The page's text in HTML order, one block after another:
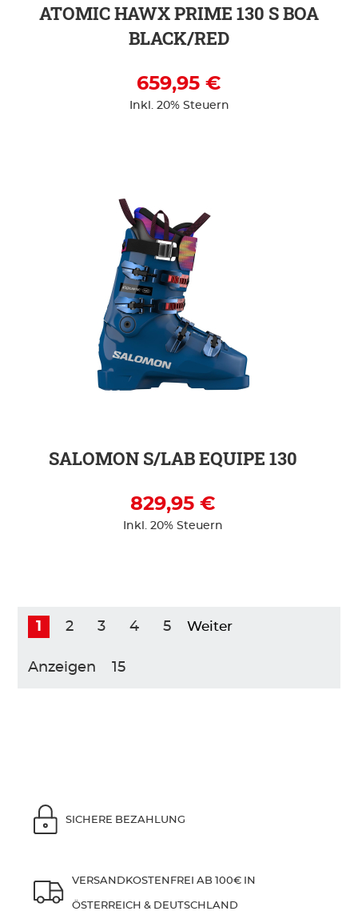
ATOMIC HAWX PRIME 130 S BOA
BLACK/RED
659,95 €
Inkl. 20% Steuern
SALOMON S/LAB EQUIPE 130
829,95 €
Inkl. 20% Steuern
ZUR DETAILSEITE
1 2 3 4 5 Weiter
Anzeigen
SICHERE BEZAHLUNG
VERSANDKOSTENFREI AB 100€ IN
ÖSTERREICH & DEUTSCHLAND